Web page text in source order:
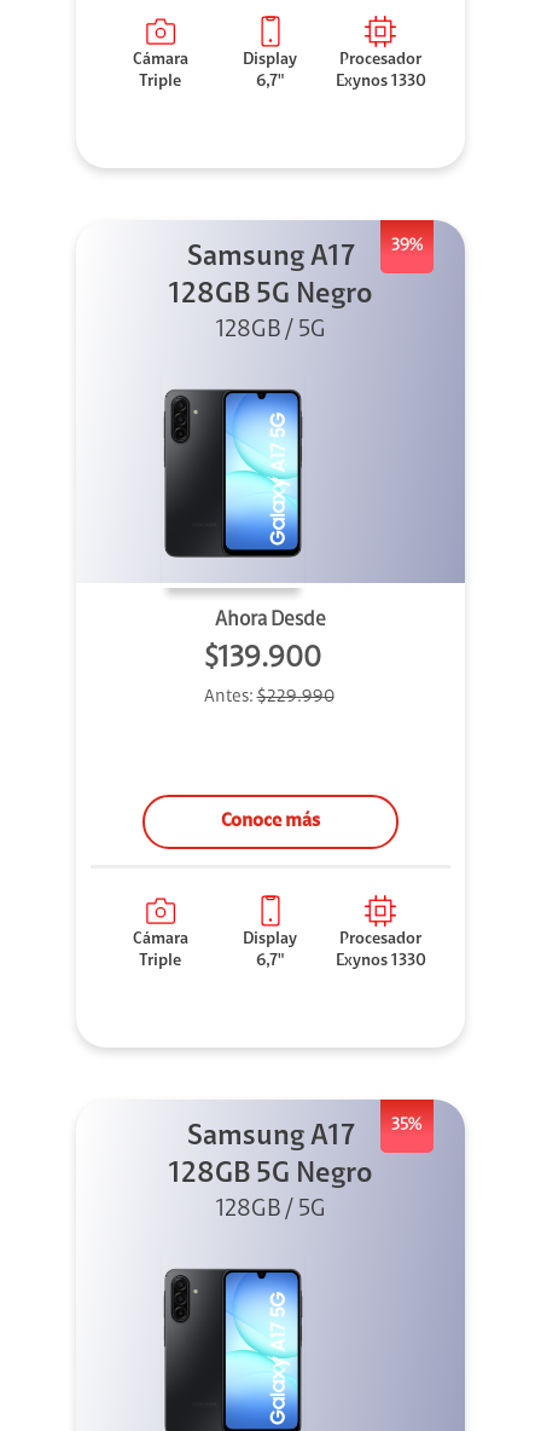
Cámara
Triple
Display
6,7"
Procesador
Exynos 1330
39%
Samsung A17
128GB 5G Negro
128GB / 5G
Ahora Desde
$139.900
Antes:$229.990
Conoce más
Cámara
Triple
Display
6,7"
Procesador
Exynos 1330
35%
Samsung A17
128GB 5G Negro
128GB / 5G